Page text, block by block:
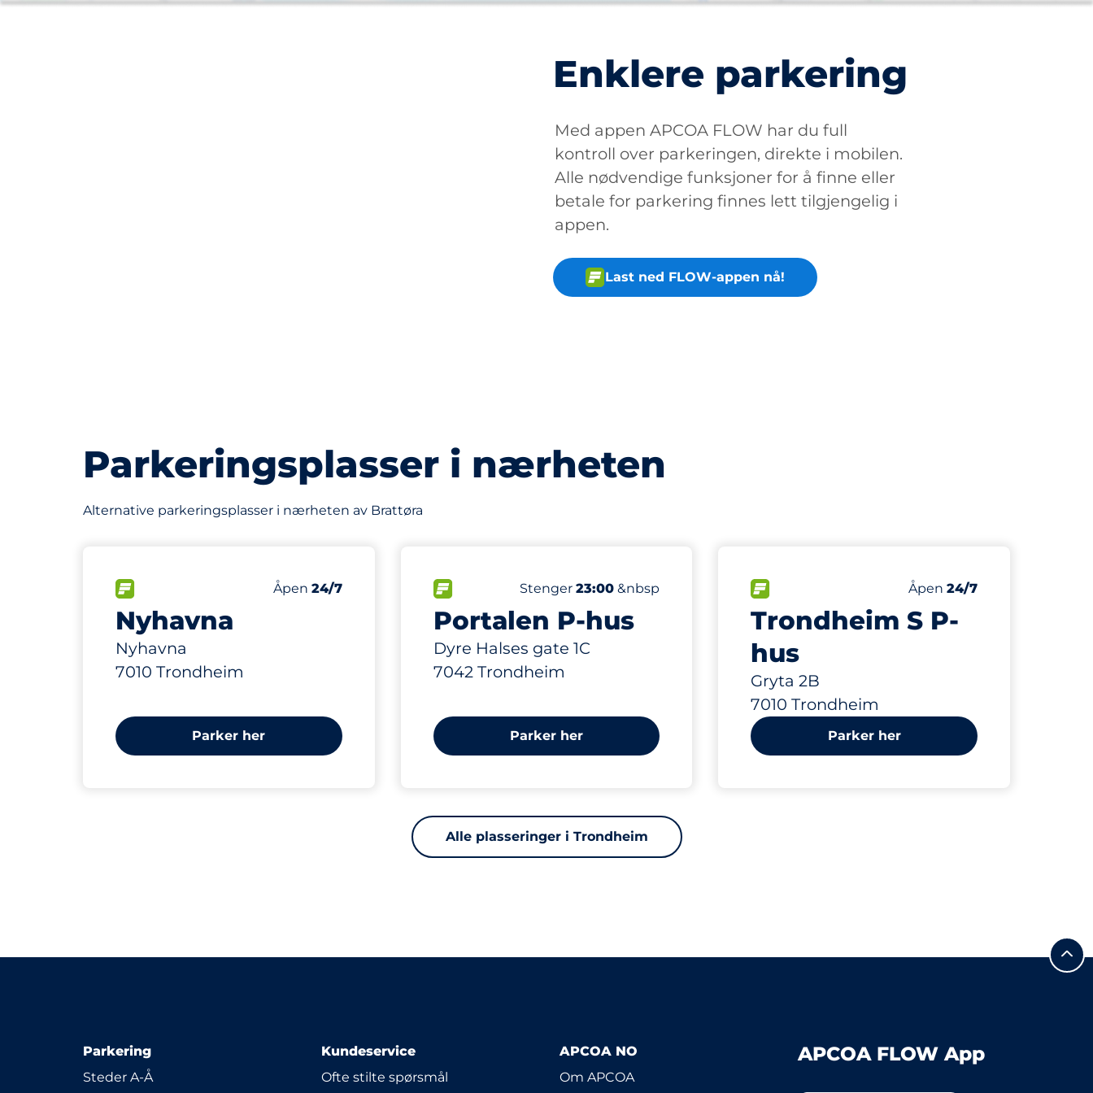
Enklere parkering
Med appen APCOA FLOW har du full
kontroll over parkeringen, direkte i mobilen.
Alle nødvendige funksjoner for å finne eller
betale for parkering finnes lett tilgjengelig i
appen.
Last ned FLOW-appen nå!
Parkeringsplasser i nærheten
Alternative parkeringsplasser i nærheten av Brattøra
Nyhavna
Nyhavna
7010 Trondheim
Antall parkeringsplasser:
Parkeringsplasser&nbsp
420
Torsdag&nbsp
Åpen 24/7
Parker her
Portalen P-hus
Dyre Halses gate 1C
7042 Trondheim
FLOW&nbspAntall parkeringsplasser:
Parkeringsplasser&nbsp
Ladeplasser&nbsp
Torsdag&nbsp
Stenger23:00 &nbsp
Parker her
Trondheim S P-
hus
Gryta 2B
7010 Trondheim
Antall parkeringsplasser:
Parkeringsplasser&nbsp
200
Ladeplasser&nbsp
100
Torsdag&nbsp
Åpen 24/7
Parker her
Alle plasseringer i Trondheim
Parkering
Steder A-Å
Kundeservice
Ofte stilte spørsmål
APCOA NO
Om APCOA
APCOA FLOW App